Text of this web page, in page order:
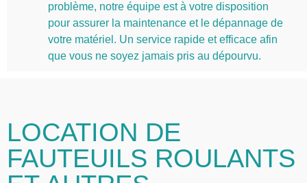
problème, notre équipe est à votre disposition
pour assurer la maintenance et le dépannage de
votre matériel. Un service rapide et efficace afin
que vous ne soyez jamais pris au dépourvu.
LOCATION DE
FAUTEUILS ROULANTS